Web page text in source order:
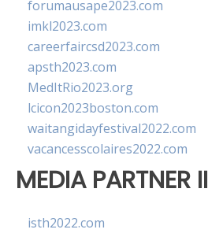
forumausape2023.com
imkl2023.com
careerfaircsd2023.com
apsth2023.com
MedItRio2023.org
lcicon2023boston.com
waitangidayfestival2022.com
vacancesscolaires2022.com
MEDIA PARTNER II
isth2022.com